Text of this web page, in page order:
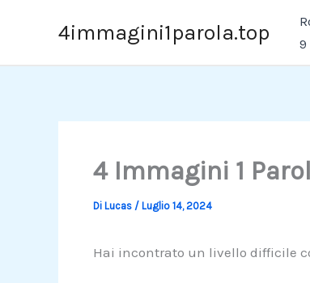
4immagini1parola.top
9
4 Immagini 1
Di Lucas / Luglio 14, 2024
Hai incontrato un livello difficile